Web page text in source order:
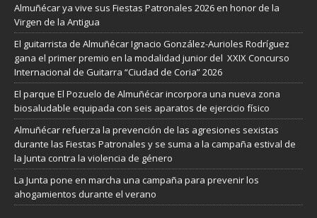
Almuñécar ya vive sus Fiestas Patronales 2026 en honor de la
Virgen de la Antigua
El guitarrista de Almuñécar Ignacio González-Aurioles Rodríguez
gana el primer premio en la modalidad junior del XXIX Concurso
Internacional de Guitarra “Ciudad de Coria” 2026
El parque El Pozuelo de Almuñécar incorpora una nueva zona
biosaludable equipada con seis aparatos de ejercicio físico
Almuñécar refuerza la prevención de las agresiones sexistas
durante las Fiestas Patronales y se suma a la campaña estival de
la Junta contra la violencia de género
La Junta pone en marcha una campaña para prevenir los
ahogamientos durante el verano